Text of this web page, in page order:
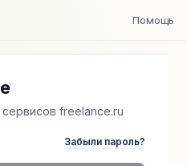
Помощь
freelance.ru
Забыли пароль?